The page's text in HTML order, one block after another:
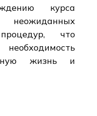
курса
процедур, что
жизнь и